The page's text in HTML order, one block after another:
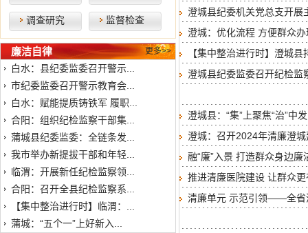
调查研究 监督检查
更多>>
廉洁自律
白水：县纪委监委召开警示...
市纪委监委召开警示教育会...
白水：赋能提质铸铁军 履职...
合阳：组织纪检监察干部集...
蒲城县纪委监委：全链条发...
我市举办新提拔干部和年轻...
临渭：开展新任纪检监察领...
合阳：召开全县纪检监察系...
【集中整治进行时】临渭：...
蒲城：“五个一”上好新入...
澄城县纪委机关党总支开展
澄城：优化流程 方便群众
【集中整治进行时】澄城
澄城县纪委监委召开纪检监
澄城县：“集”上聚焦“治”中
澄城：召开2024年清廉澄
融“廉”入景 打造群众身边
推进清廉医院建设 让群众
清廉单元 示范引领——全省